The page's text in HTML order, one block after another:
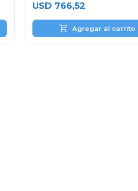
USD 766,52